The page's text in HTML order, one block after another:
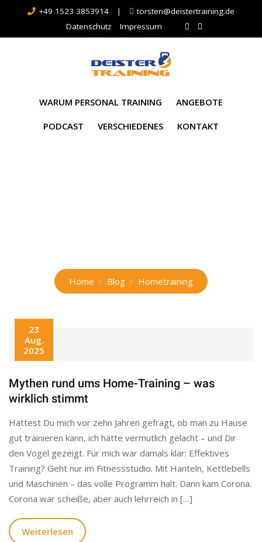
+49 1523 3853914 |
torsten@deistertraining.de
Datenschutz
Impressum
WARUM PERSONAL TRAINING ANGEBOTE
PODCAST VERSCHIEDENES KONTAKT
Home Blog Hometraining
23
Aug.
2025
Mythen rund ums Home-Training – was
wirklich stimmt
Hättest Du mich vor zehn Jahren gefragt, ob man zu Hause
gut trainieren kann, ich hätte vermutlich gelacht – und Dir
den Vogel gezeigt. Für mich war damals klar: Effektives
Training? Geht nur im Fitnessstudio. Mit Hanteln, Kettlebells
und Maschinen – das volle Programm halt. Dann kam Corona.
Corona war scheiße, aber auch lehrreich in […]
Weiterlesen